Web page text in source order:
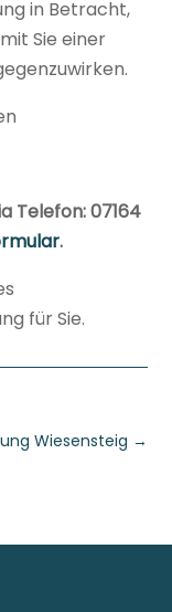
in Betracht,
Sie einer
Telefon: 07164
.
für Sie.
Wiesensteig →